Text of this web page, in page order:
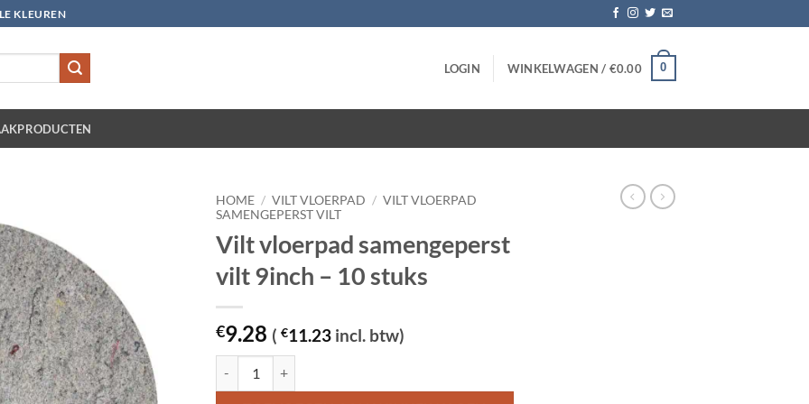
KLEUREN
LOGIN WINKELWAGEN / €0.00 0
HOME / VILT VLOERPAD / VILT VLOERPAD
SAMENGEPERST VILT
Vilt vloerpad samengeperst
vilt 9inch – 10 stuks
€9.28 ( €11.23 incl. btw)